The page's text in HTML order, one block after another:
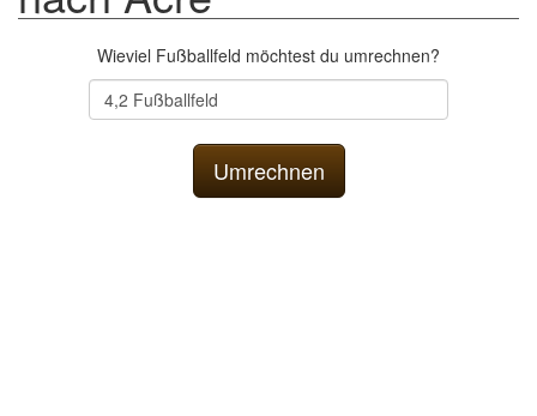
Wieviel Fußballfeld möchtest du umrechnen?